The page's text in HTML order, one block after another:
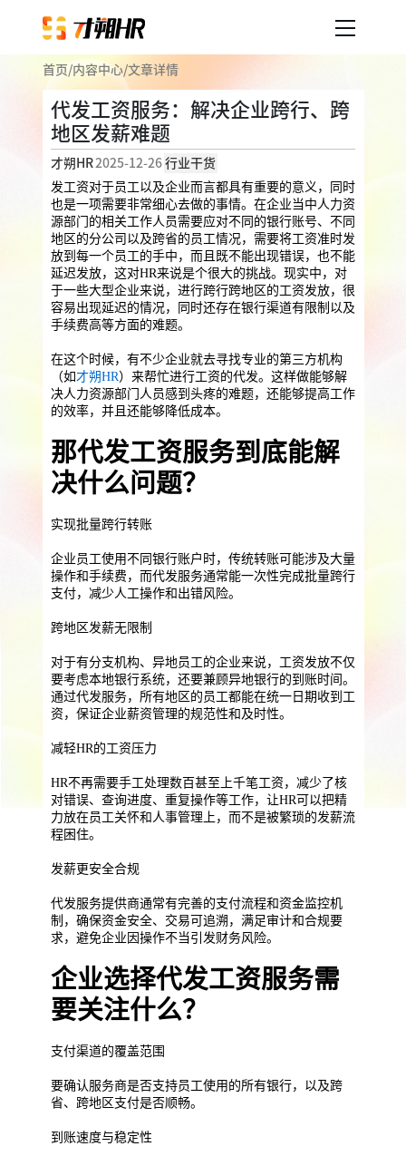
企业人事外包
用工外包
业务外包 岗位外包 灵活用工
员工福利
员工体验 员工商保
法务咨询
提供一站式员工法务咨询
企业助残残保业务
企业公益助残 残保金规划
个人社保保障业务
社保公积金缴纳 上海落户规划 海积分办理
数组营销创新业务
营销立减金 扫码营销红包
服务案例
内容中心
关于才朔
公司介绍
联系我们
加入我们
服务优势
智能工具
首页/内容中心/文章详情
代发工资服务：解决企业跨行、跨
地区发薪难题
才朔HR2025-12-26 行业干货
发工资对于员工以及企业而言都具有重要的意义，同时
也是一项需要非常细心去做的事情。在企业当中人力资
源部门的相关工作人员需要应对不同的银行账号、不同
地区的分公司以及跨省的员工情况，需要将工资准时发
放到每一个员工的手中，而且既不能出现错误，也不能
延迟发放，这对HR来说是个很大的挑战。现实中，对
于一些大型企业来说，进行跨行跨地区的工资发放，很
容易出现延迟的情况，同时还存在银行渠道有限制以及
手续费高等方面的难题。
在这个时候，有不少企业就去寻找专业的第三方机构
（如才朔HR）来帮忙进行工资的代发。这样做能够解
决人力资源部门人员感到头疼的难题，还能够提高工作
的效率，并且还能够降低成本。
那代发工资服务到底能解
决什么问题？
实现批量跨行转账
企业员工使用不同银行账户时，传统转账可能涉及大量
操作和手续费，而代发服务通常能一次性完成批量跨行
支付，减少人工操作和出错风险。
跨地区发薪无限制
对于有分支机构、异地员工的企业来说，工资发放不仅
要考虑本地银行系统，还要兼顾异地银行的到账时间。
通过代发服务，所有地区的员工都能在统一日期收到工
资，保证企业薪资管理的规范性和及时性。
减轻HR的工资压力
HR不再需要手工处理数百甚至上千笔工资，减少了核
对错误、查询进度、重复操作等工作，让HR可以把精
力放在员工关怀和人事管理上，而不是被繁琐的发薪流
程困住。
发薪更安全合规
代发服务提供商通常有完善的支付流程和资金监控机
制，确保资金安全、交易可追溯，满足审计和合规要
求，避免企业因操作不当引发财务风险。
企业选择代发工资服务需
要关注什么？
支付渠道的覆盖范围
要确认服务商是否支持员工使用的所有银行，以及跨
省、跨地区支付是否顺畅。
到账速度与稳定性